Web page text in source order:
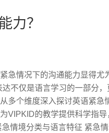
力？
急情况下的沟通能力显得尤
不仅是语言学习的一部分，
多个维度深入探讨英语紧急
VIPKID的教学提供科学指导
情境分类与语言特征 紧急